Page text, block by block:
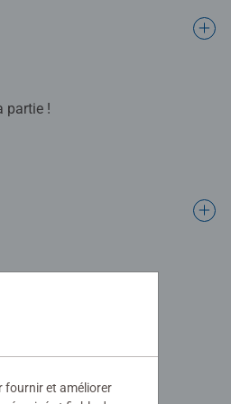
partie !
autres esprits vous guident
et les coureurs de Sugar
fournir et améliorer